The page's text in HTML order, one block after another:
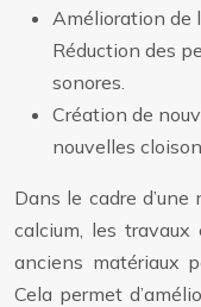
Amélioration de
Réduction des
sonores.
Création de
nouvelles
Dans le cadre
calcium, les
anciens matériaux
Cela permet